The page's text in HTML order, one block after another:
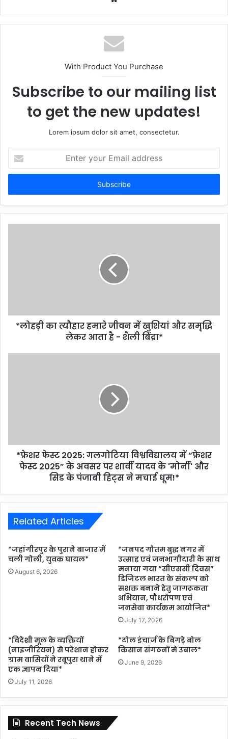
With Product You Purchase
Subscribe to our mailing list
to get the new updates!
Lorem ipsum dolor sit amet, consectetur.
your
Email
*लोहड़ी का त्यौहार हमारे जीवन में खुशियां और समृद्धि
लेकर आता है - शैली बिंद्रा*
*फ्रेशर फेस्ट 2025: गलगोटिया विश्वविद्यालय में “फ्रेशर
फेस्ट 2025” के अवसर पर शार्वी यादव के 'मोर्नी' और
सिड के पंजाबी हिट्स ने मचाई धूम!*
Related Articles
*जहांगीरपुर के पुराने बाजार में
चली गोली, युवक घायल*
August 6, 2026
*जनपद गौतम बुद्ध नगर में
उत्साह एवं जनभागीदारी के साथ
मनाया गया “सीएससी दिवस”
डिजिटल भारत के संकल्प को
सशक्त बनाने हेतु जागरूकता
अभियान, पौधरोपण एवं
जनसेवा कार्यक्रम आयोजित*
July 17, 2026
*विदेशी मूल के व्यक्तियों
(नाइजीरियन) से परेशान होकर
ग्राम वासियों ने रबूपुरा थाने में
एक ज्ञापन दिया*
July 11, 2026
*टोल इंचार्ज के बिगड़े बोल
किसान संगठनों में उबाल*
June 9, 2026
Recent Tech News